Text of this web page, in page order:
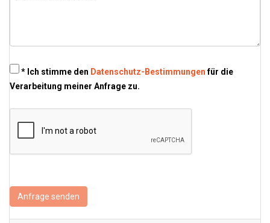
* Ich stimme den Datenschutz-Bestimmungenfür die
Verarbeitung meiner Anfrage zu.
Anfrage senden